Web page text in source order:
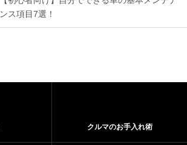
ンス項目7選！
クルマのお手入れ術